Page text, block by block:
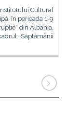
Cultural
în perioada 1-9
din Albania.
„Săptămânii